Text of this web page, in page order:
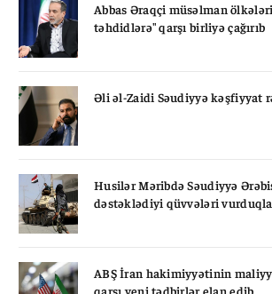
Abbas Əraqçi müsəlman
təhdidlərə" qarşı birliyə çağırıb
Əli əl-Zaidi Səudiyyə kəşfiyyat
Husilər Məribdə Səudiyyə
dəstəklədiyi qüvvələri
ABŞ İran hakimiyyətinin